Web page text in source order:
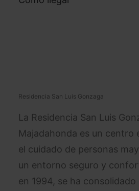
Residencia San Luis Gonzaga
La Residencia San Luis
Majadahonda es un centro
el cuidado de personas
un entorno seguro y
en 1994, se ha consolidado